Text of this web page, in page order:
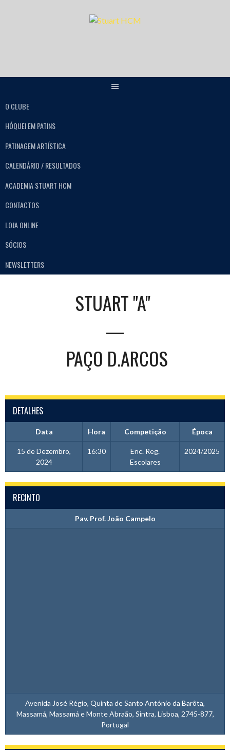
O CLUBE
HÓQUEI EM PATINS
PATINAGEM ARTÍSTICA
CALENDÁRIO / RESULTADOS
ACADEMIA STUART HCM
CONTACTOS
LOJA ONLINE
SÓCIOS
NEWSLETTERS
STUART "A"
—
PAÇO D.ARCOS
DETALHES
Data Hora Competição Época
15 de Dezembro,
2024
16:30
Enc. Reg.
Escolares
2024/2025
RECINTO
Pav. Prof. João Campelo
Avenida José Régio, Quinta de Santo António da Barôta,
Massamá, Massamá e Monte Abraão, Sintra, Lisboa, 2745-877,
Portugal